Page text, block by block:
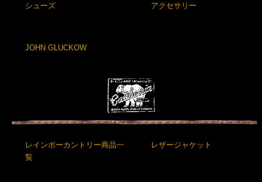
シューズ アクセサリー
JOHN GLUCKOW
レインボーカントリー商品一
覧
レザージャケット